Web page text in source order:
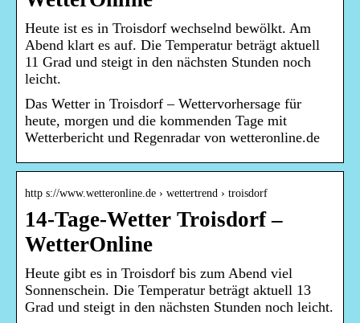
Heute ist es in Troisdorf wechselnd bewölkt. Am
Abend klart es auf. Die Temperatur beträgt aktuell
11 Grad und steigt in den nächsten Stunden noch
leicht.
Das Wetter in Troisdorf – Wettervorhersage für
heute, morgen und die kommenden Tage mit
Wetterbericht und Regenradar von wetteronline.de
http s://www.wetteronline.de › wettertrend › troisdorf
14-Tage-Wetter Troisdorf –
WetterOnline
Heute gibt es in Troisdorf bis zum Abend viel
Sonnenschein. Die Temperatur beträgt aktuell 13
Grad und steigt in den nächsten Stunden noch leicht.